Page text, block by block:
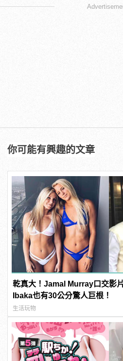
你可能有興趣的文章
乾真大！Jamal Murray口交影
Ibaka也有30公分驚人巨根！
生活玩物